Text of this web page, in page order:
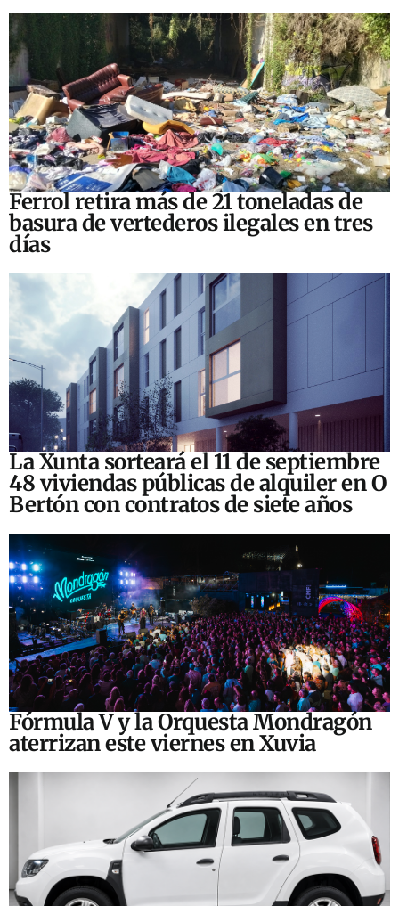
Ferrol retira más de 21 toneladas de
basura de vertederos ilegales en tres
días
La Xunta sorteará el 11 de septiembre
48 viviendas públicas de alquiler en O
Bertón con contratos de siete años
Fórmula V y la Orquesta Mondragón
aterrizan este viernes en Xuvia